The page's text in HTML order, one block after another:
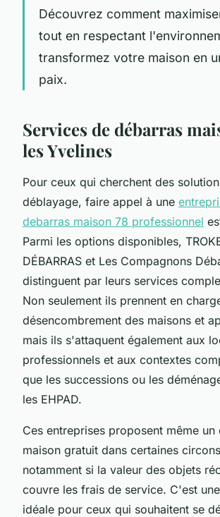
Découvrez comment
tout en respectant
transformez votre maison en
paix.
Services de débarras
les Yvelines
Pour ceux qui cherchent des
déblayage, faire appel à une
debarras maison 78 professionnel
Parmi les options disponibles,
DÉBARRAS et Les Compagnons
distinguent par leurs services
Non seulement ils prennent en
désencombrement des maisons et
mais ils s'attaquent également aux
professionnels et aux contextes
que les successions ou les
les EHPAD.
Ces entreprises proposent même un
maison gratuit dans certaines
notamment si la valeur des objets
couvre les frais de service. C'est
idéale pour ceux qui souhaitent se